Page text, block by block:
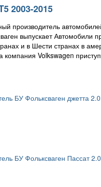
2003-2015
производитель
выпускает Автомобили
и в Шести странах в
компания Volkswagen
БУ Фольксваген джетта
БУ Фольксваген Пассат